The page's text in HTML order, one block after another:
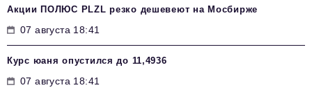
Акции ПОЛЮС PLZL резко дешевеют на Мосбирже
07 августа 18:41
Курс юаня опустился до 11,4936
07 августа 18:41